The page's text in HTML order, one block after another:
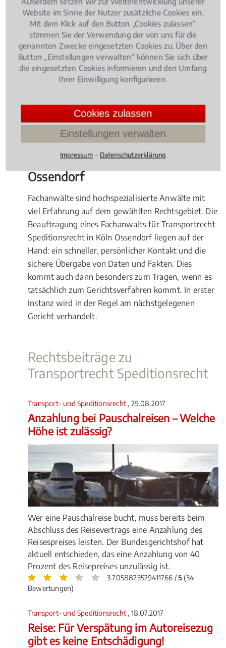
international
Gefahrenguttransport: inkl. Beratung bzgl.
Bußgeldvorschriften /Bußgeldverfahrenoder
in entsprechenden Strafverfahren
Speditionsversicherungsrecht
Zollrechtund Zollabwicklung bei
internationalen Transporten
Vorteile eines Fachanwalts in Köln
Ossendorf
Fachanwälte sind hochspezialisierte Anwälte mit
viel Erfahrung auf dem gewählten Rechtsgebiet. Die
Beauftragung eines Fachanwalts für Transportrecht
Speditionsrecht in Köln Ossendorf liegen auf der
Hand: ein schneller, persönlicher Kontakt und die
sichere Übergabe von Daten und Fakten. Dies
kommt auch dann besonders zum Tragen, wenn es
tatsächlich zum Gerichtsverfahren kommt. In erster
Instanz wird in der Regel am nächstgelegenen
Gericht verhandelt.
Rechtsbeiträge zu
Transportrecht Speditionsrecht
Transport- und Speditionsrecht , 29.08.2017
Anzahlung bei Pauschalreisen – Welche
Höhe ist zulässig?
Wer eine Pauschalreise bucht, muss bereits beim
Abschluss des Reisevertrags eine Anzahlung des
Reisespreises leisten. Der Bundesgerichtshof hat
aktuell entschieden, das eine Anzahlung von 40
Prozent des Reisepreises unzulässig ist.
3.7058823529411766 /5(34
Bewertungen)
Transport- und Speditionsrecht , 18.07.2017
Reise: Für Verspätung im Autoreisezug
gibt es keine Entschädigung!
Website im Sinne der Nutzer zusätzliche Cookies ein.
Mit dem Klick auf den Button „Cookies zulassen“
stimmen Sie der Verwendung der von uns für die
genannten Zwecke eingesetzten Cookies zu. Über den
Button „Einstellungen verwalten“ können Sie sich über
die eingesetzten Cookies informieren und den Umfang
Ihrer Einwilligung konfigurieren.
Cookies zulassen
Einstellungen verwalten
Impressum ⁃ Datenschutzerklärung